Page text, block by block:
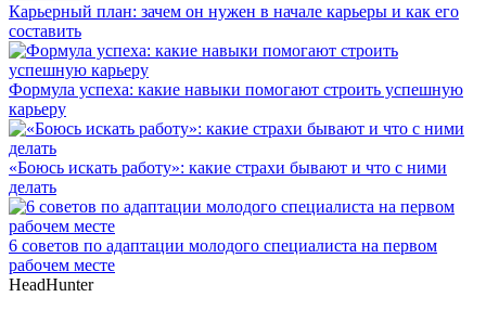
Карьерный план: зачем он нужен в начале карьеры и как его
составить
Формула успеха: какие навыки помогают строить успешную
карьеру
«Боюсь искать работу»: какие страхи бывают и что с ними
делать
6 советов по адаптации молодого специалиста на первом
рабочем месте
HeadHunter